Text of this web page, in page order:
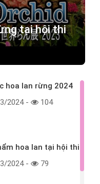
tại hội thi
hoa lan rừng 2024
2024 -
104
hoa lan tại hội thi
2024 -
79